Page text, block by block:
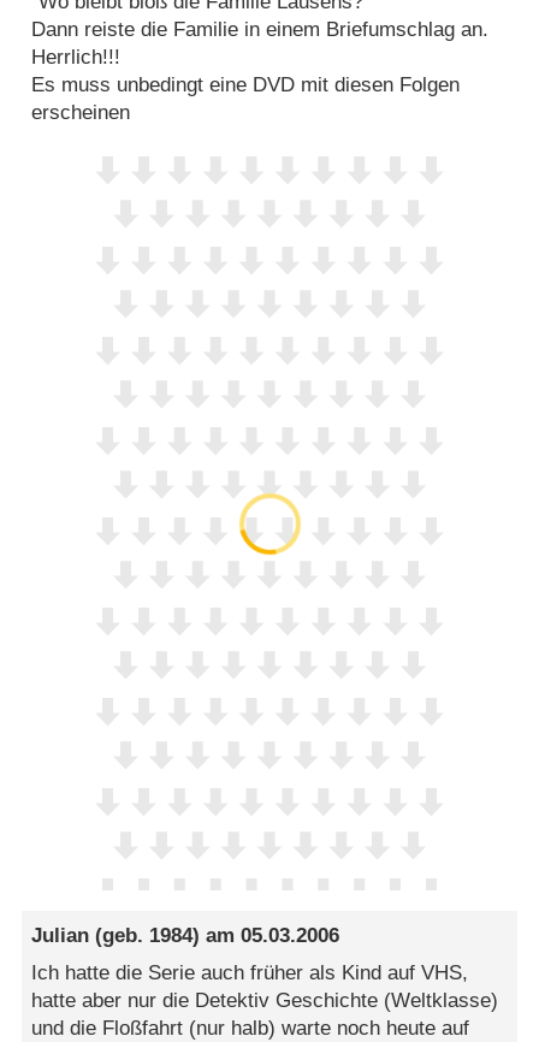
Dann reiste die Familie in einem Briefumschlag an.
Herrlich!!!
Es muss unbedingt eine DVD mit diesen Folgen
erscheinen
Julian (geb. 1984) am05.03.2006
Ich hatte die Serie auch früher als Kind auf VHS,
hatte aber nur die Detektiv Geschichte (Weltklasse)
und die Floßfahrt (nur halb) warte noch heute auf